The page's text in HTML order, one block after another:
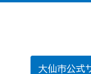
大仙市公式